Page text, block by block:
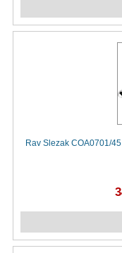
Rav Slezak COA0701/